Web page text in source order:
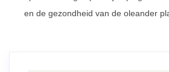
en de gezondheid van de oleander